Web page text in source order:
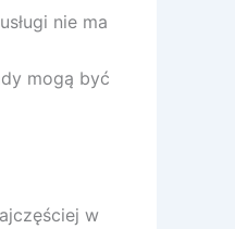
nie ma
mogą być
w